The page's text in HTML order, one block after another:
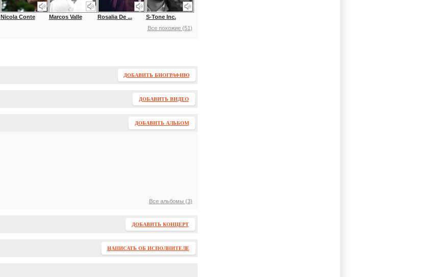
Nicola Conte Marcos Valle Rosalia De ...
S-Tone Inc.
Все похожие (51)
ДОБАВИТЬ БИОГРАФИЮ
ДОБАВИТЬ ВИДЕО
ДОБАВИТЬ АЛЬБОМ
Все альбомы (3)
ДОБАВИТЬ КОНЦЕРТ
НАПИСАТЬ ОБ ИСПОЛНИТЕЛЕ